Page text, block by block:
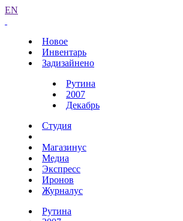
EN
Новое
Инвентарь
Задизайнено
Рутина
2007
Декабрь
Студия
Магазинус
Медиа
Экспресс
Иронов
Журналус
Рутина